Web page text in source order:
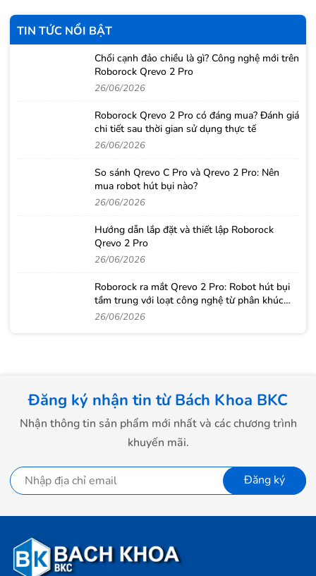
TIN TỨC NỔI BẬT
Chổi cạnh đảo chiều là gì? Công nghệ mới trên
Roborock Qrevo 2 Pro
26/06/2026
Roborock Qrevo 2 Pro có đáng mua? Đánh giá
chi tiết sau thời gian sử dụng thực tế
26/06/2026
So sánh Qrevo C Pro và Qrevo 2 Pro: Nên
mua robot hút bụi nào?
26/06/2026
Hướng dẫn lắp đặt và thiết lập Roborock
Qrevo 2 Pro
26/06/2026
Roborock ra mắt Qrevo 2 Pro: Robot hút bụi
tầm trung với loạt công nghệ từ phân khúc
cao cấp
26/06/2026
Đăng ký nhận tin từ Bách Khoa BKC
Nhận thông tin sản phẩm mới nhất và các chương trình
khuyến mãi.
Đăng ký